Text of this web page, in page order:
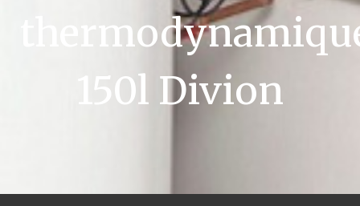
150l Divion